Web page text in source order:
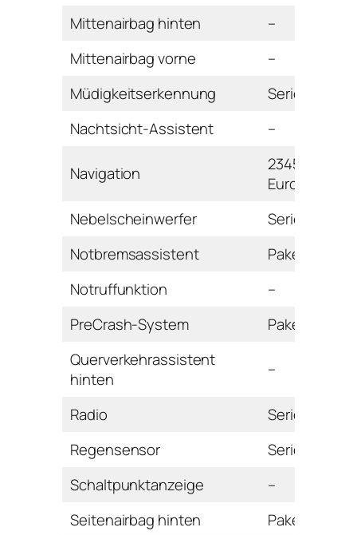
Mittenairbag hinten
–
Mittenairbag vorne
–
Müdigkeitserkennung
Serie
Nachtsicht-Assistent
–
Navigation
2345
Euro
Nebelscheinwerfer
Serie
Notbremsassistent
Paket
Notruffunktion
–
PreCrash-System
Paket
Querverkehrassistent
hinten
–
Radio
Serie
Regensensor
Serie
Schaltpunktanzeige
–
Seitenairbag hinten
Paket